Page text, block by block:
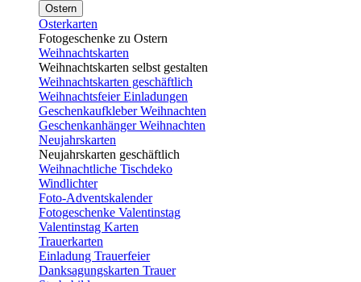
Ostern
Osterkarten
Fotogeschenke zu Ostern
Weihnachtskarten
Weihnachtskarten selbst gestalten
Weihnachtskarten geschäftlich
Weihnachtsfeier Einladungen
Geschenkaufkleber Weihnachten
Geschenkanhänger Weihnachten
Neujahrskarten
Neujahrskarten geschäftlich
Weihnachtliche Tischdeko
Windlichter
Foto-Adventskalender
Fotogeschenke Valentinstag
Valentinstag Karten
Trauerkarten
Einladung Trauerfeier
Danksagungskarten Trauer